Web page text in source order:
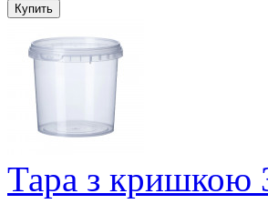
Тара з кришкою